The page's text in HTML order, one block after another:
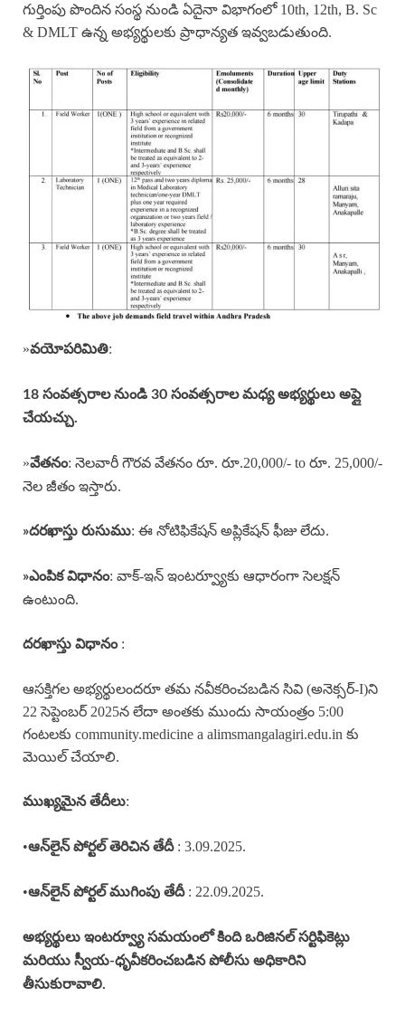
గుర్తింపు పొందిన సంస్థ నుండి ఏదైనా విభాగంలో 10th, 12th, B. Sc
& DMLT ఉన్న అభ్యర్థులకు ప్రాధాన్యత ఇవ్వబడుతుంది.
»వయోపరిమితి:
18 సంవత్సరాల నుండి 30 సంవత్సరాల మధ్య అభ్యర్థులు అప్లై
చేయచ్చు.
»వేతనం: నెలవారీ గౌరవ వేతనం రూ. రూ.20,000/- to రూ. 25,000/-
నెల జీతం ఇస్తారు.
»దరఖాస్తు రుసుము: ఈ నోటిఫికేషన్ అప్లికేషన్ ఫీజు లేదు.
»ఎంపిక విధానం: వాక్-ఇన్ ఇంటర్వ్యూకు ఆధారంగా సెలక్షన్
ఉంటుంది.
దరఖాస్తు విధానం :
ఆసక్తిగల అభ్యర్థులందరూ తమ నవీకరించబడిన సివి (అనెక్సర్-I)ని
22 సెప్టెంబర్ 2025న లేదా అంతకు ముందు సాయంత్రం 5:00
గంటలకు community.medicine a alimsmangalagiri.edu.in కు
మెయిల్ చేయాలి.
ముఖ్యమైన తేదీలు:
•ఆన్‌లైన్ పోర్టల్ తెరిచిన తేదీ: 3.09.2025.
•ఆన్‌లైన్ పోర్టల్ ముగింపు తేదీ: 22.09.2025.
అభ్యర్థులు ఇంటర్వ్యూ సమయంలో కింది ఒరిజినల్ సర్టిఫికెట్లు
మరియు స్వీయ-ధృవీకరించబడిన పోలీసు అధికారిని
తీసుకురావాలి.